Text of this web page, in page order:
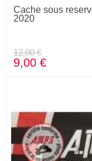
Cache sous
2020
12,00 €
9,00 €